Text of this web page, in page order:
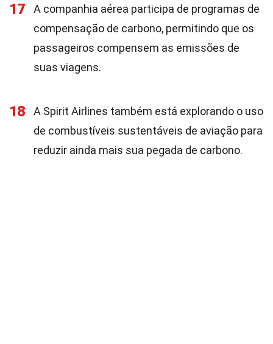
17
A companhia aérea participa de programas de
compensação de carbono, permitindo que os
passageiros compensem as emissões de
suas viagens.
18
A Spirit Airlines também está explorando o uso
de combustíveis sustentáveis de aviação para
reduzir ainda mais sua pegada de carbono.